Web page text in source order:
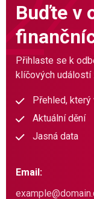
Buďte v
Přihlaste se k
klíčových událostí
Přehled, který
Aktuální dění
Jasná data
Email: